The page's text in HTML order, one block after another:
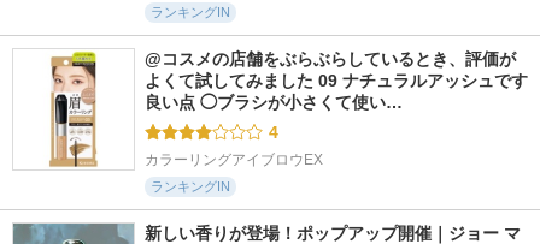
ランキングIN
@コスメの店舗をぶらぶらしているとき、評価が
よくて試してみました 09 ナチュラルアッシュです
良い点 ◯ブラシが小さくて使い…
4
カラーリングアイブロウEX
ランキングIN
新しい香りが登場！ポップアップ開催｜ジョー マ